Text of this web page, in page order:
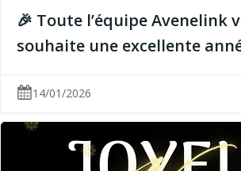
🎉 Toute l’équipe Avenelink
souhaite une excellente
14/01/2026